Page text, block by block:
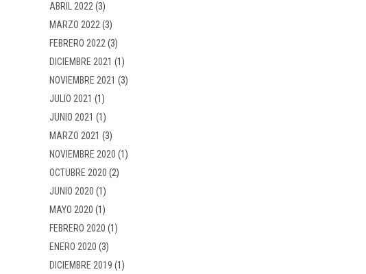
ABRIL 2022 (3)
MARZO 2022 (3)
FEBRERO 2022 (3)
DICIEMBRE 2021 (1)
NOVIEMBRE 2021 (3)
JULIO 2021 (1)
JUNIO 2021 (1)
MARZO 2021 (3)
NOVIEMBRE 2020 (1)
OCTUBRE 2020 (2)
JUNIO 2020 (1)
MAYO 2020 (1)
FEBRERO 2020 (1)
ENERO 2020 (3)
DICIEMBRE 2019 (1)